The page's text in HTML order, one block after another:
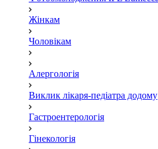
Жінкам
Чоловікам
Алергологія
Виклик лікаря-педіатра додому
Гастроентерологія
Гінекологія